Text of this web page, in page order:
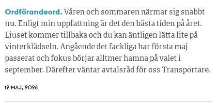
Ordförandeord. Våren och sommaren närmar sig snabbt
nu. Enligt min uppfattning är det den bästa tiden på året.
Ljuset kommer tillbaka och du kan äntligen lätta lite på
vinterklädseln. Angående det fackliga har första maj
passerat och fokus börjar alltmer hamna på valet i
september. Därefter väntar avtalsråd för oss Transportare.
12 MAJ, 2026